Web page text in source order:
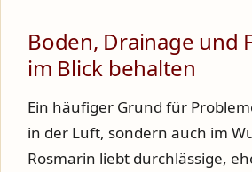
Boden, Drainage und
im Blick behalten
Ein häufiger Grund für
in der Luft, sondern auch im
Rosmarin liebt durchlässige,